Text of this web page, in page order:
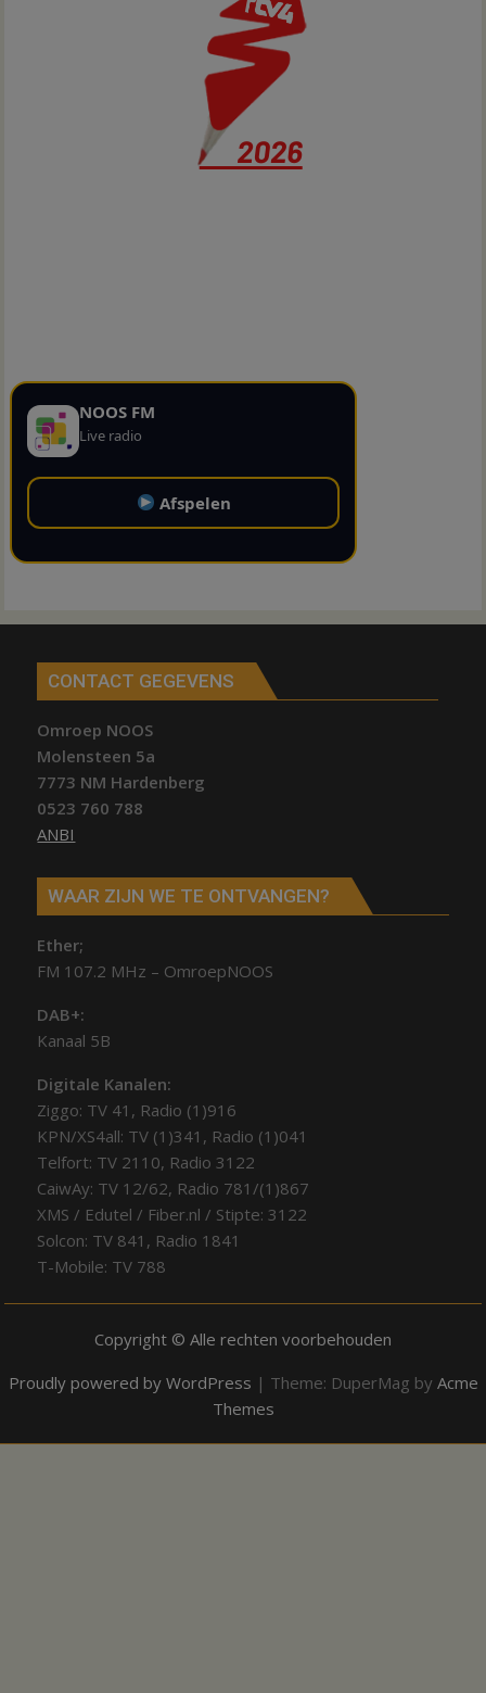
NOOS FM
Live radio
Afspelen
CONTACT GEGEVENS
Omroep NOOS
Molensteen 5a
7773 NM Hardenberg
0523 760 788
ANBI
WAAR ZIJN WE TE ONTVANGEN?
Ether;
FM 107.2 MHz – OmroepNOOS
DAB+:
Kanaal 5B
Digitale Kanalen:
Ziggo: TV 41, Radio (1)916
KPN/XS4all: TV (1)341, Radio (1)041
Telfort: TV 2110, Radio 3122
CaiwAy: TV 12/62, Radio 781/(1)867
XMS / Edutel / Fiber.nl / Stipte: 3122
Solcon: TV 841, Radio 1841
T-Mobile: TV 788
Copyright © Alle rechten voorbehouden
Proudly powered by WordPress | Theme: DuperMag by Acme
Themes